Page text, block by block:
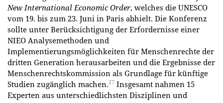
New International Economic Order, welches die UNESCO
vom 19. bis zum 23. Juni in Paris abhielt. Die Konferenz
sollte unter Berücksichtigung der Erfordernisse einer
NIEO Analysemethoden und
Implementierungsmöglichkeiten für Menschenrechte der
dritten Generation herausarbeiten und die Ergebnisse der
Menschenrechtskommission als Grundlage für künftige
Studien zugänglich machen.27 Insgesamt nahmen 15
Experten aus unterschiedlichsten Disziplinen und